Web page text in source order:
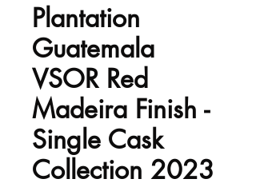
Plantation
Guatemala
VSOR Red
Madeira Finish -
Single Cask
Collection 2023